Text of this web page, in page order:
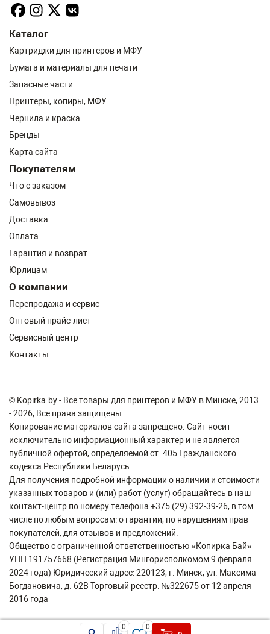
0 0
Каталог
Картриджи для принтеров и МФУ
Бумага и материалы для печати
Запасные части
Принтеры, копиры, МФУ
Чернила и краска
Бренды
Карта сайта
Покупателям
Что с заказом
Самовывоз
Доставка
Оплата
Гарантия и возврат
Юрлицам
О компании
Перепродажа и сервис
Оптовый прайс-лист
Сервисный центр
Контакты
© Kopirka.by - Все товары для принтеров и МФУ в Минске, 2013
- 2026, Все права защищены.
Копирование материалов сайта запрещено. Сайт носит
исключительно информационный характер и не является
публичной офертой, определяемой ст. 405 Гражданского
кодекса Республики Беларусь.
Для получения подробной информации о наличии и стоимости
указанных товаров и (или) работ (услуг) обращайтесь в наш
контакт-центр по номеру телефона +375 (29) 392-39-26, в том
числе по любым вопросам: о гарантии, по нарушениям прав
покупателей, для отзывов и предложений.
Общество с ограниченной ответственностью «Копирка Бай»
УНП 191757668 (Регистрация Мингорисполкомом 9 февраля
2024 года) Юридический адрес: 220123, г. Минск, ул. Максима
Богдановича, д. 62В Торговый реестр: №322675 от 12 апреля
2016 года